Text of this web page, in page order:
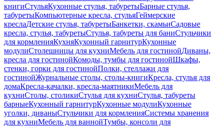
книгиСтульяКухонные стулья, табуретыБарные стулья,
табуретыКомпьютерные кресла, стульяГеймерские
креслаДетские стулья, табуретыБанкетки, скамьиСадовые
кресла, стулья, табуретыСтулья, табуреты для баниСтульчики
для кормленияКухняКухонный гарнитурКухонные
модулиСтолешницы для кухниМебель для гостинойДиваны,
кресла для гостинойКомоды, тумбы для гостинойШкафы,
стенки, горки для гостинойПолки, стеллажи для
гостинойЖурнальные столы, столы-книгиКресла, стулья для
домаКресла-качалки, кресла-маятникиМебель для
кухниСтолы, столикиСтулья для кухниСтулья, табуреты
барныеКухонный гарнитурКухонные модулиКухонные
уголки, диваныСтульчики для кормленияСистемы хранения
для кухниМебель для ваннойТумбы, консоли для